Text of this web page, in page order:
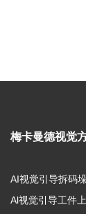
梅卡曼德视觉
AI视觉引导拆码垛
Al视觉引导工件